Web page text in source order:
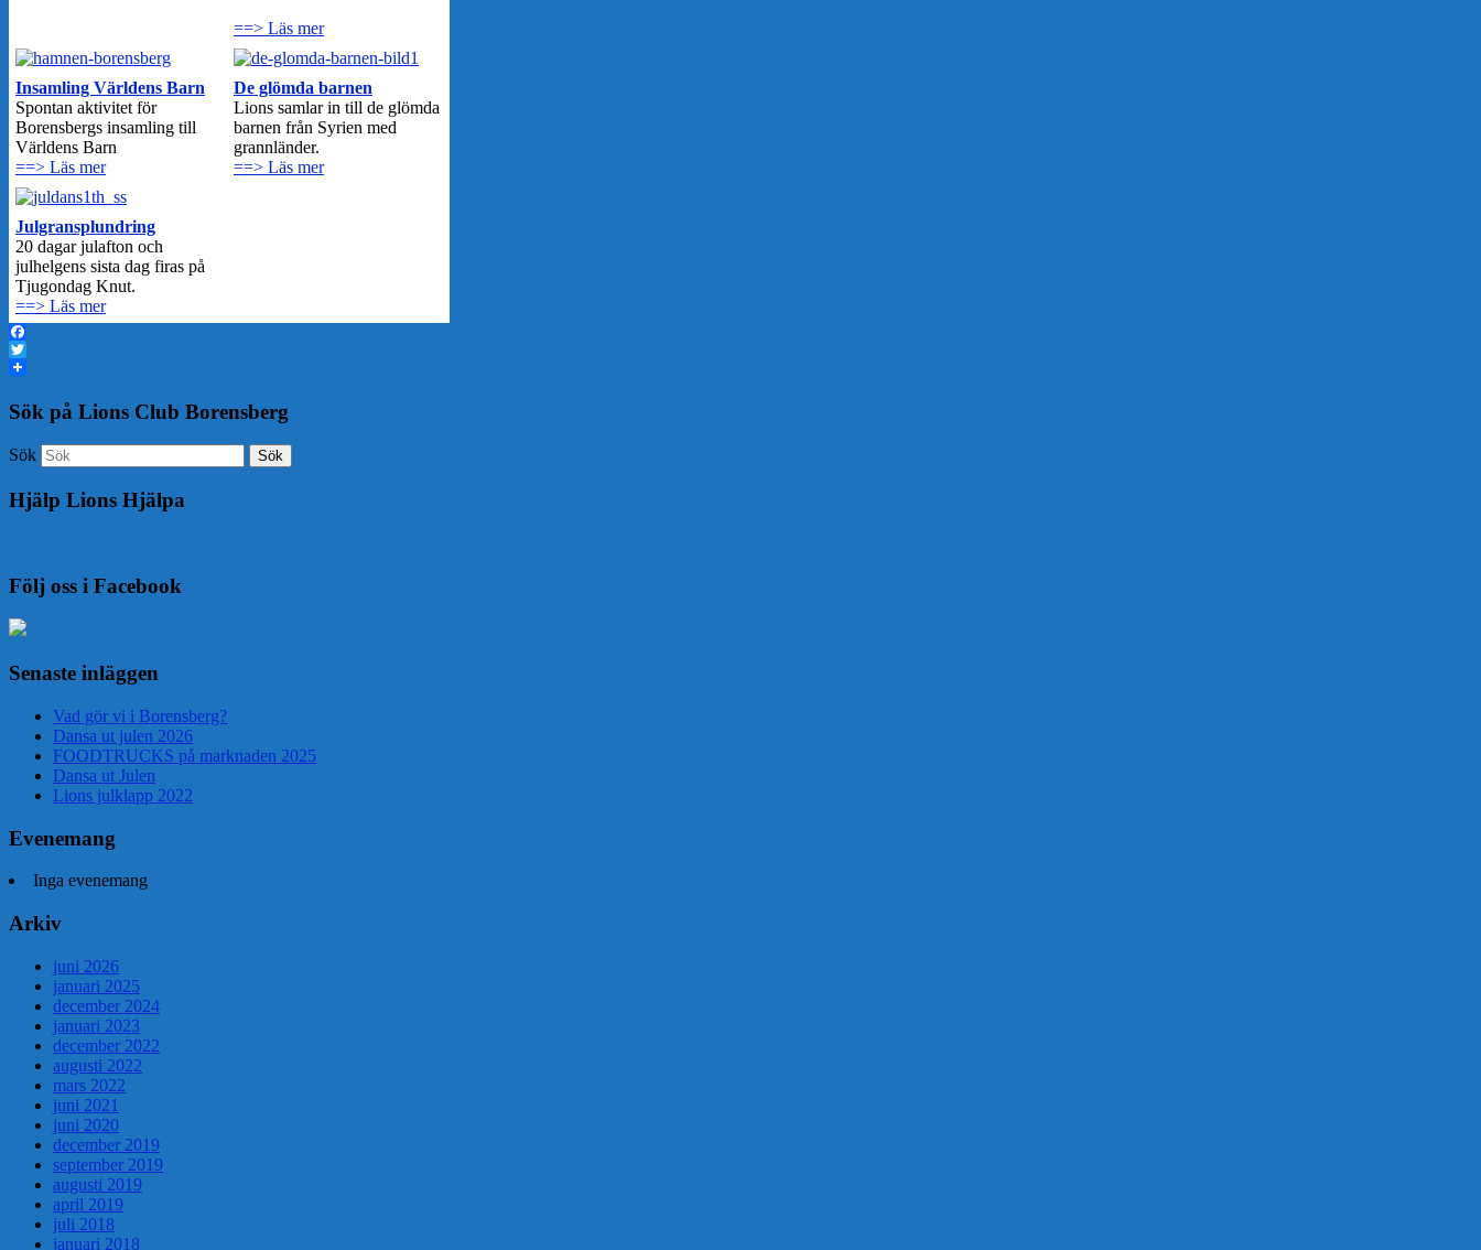
==> Läs mer
Insamling Världens Barn
Spontan aktivitet för
Borensbergs insamling till
Världens Barn
==> Läs mer
De glömda barnen
Lions samlar in till de glömda
barnen från Syrien med
grannländer.
==> Läs mer
Julgransplundring
20 dagar julafton och
julhelgens sista dag firas på
Tjugondag Knut.
==> Läs mer
Facebook
Twitter
Sök på Lions Club Borensberg
Sök
Hjälp Lions Hjälpa
Följ oss i Facebook
Senaste inläggen
Vad gör vi i Borensberg?
Dansa ut julen 2026
FOODTRUCKS på marknaden 2025
Dansa ut Julen
Lions julklapp 2022
Evenemang
Inga evenemang
Arkiv
juni 2026
januari 2025
december 2024
januari 2023
december 2022
augusti 2022
mars 2022
juni 2021
juni 2020
december 2019
september 2019
augusti 2019
april 2019
juli 2018
januari 2018